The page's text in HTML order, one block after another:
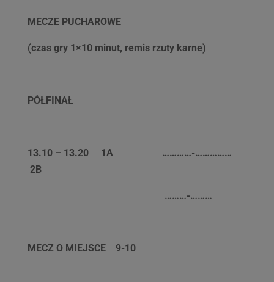
MECZE PUCHAROWE
(czas gry 1×10 minut, remis rzuty karne)
PÓŁFINAŁ
13.10 – 13.20 1A …………-……………
2B
………-………
MECZ O MIEJSCE 9-10